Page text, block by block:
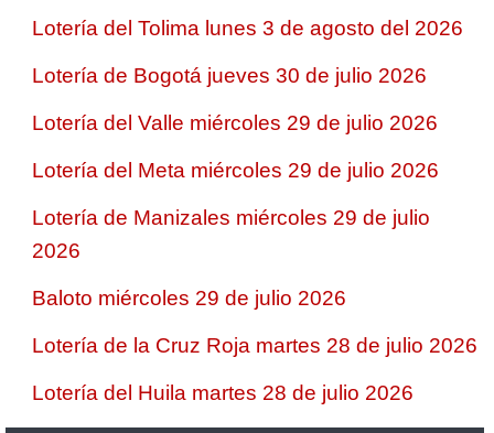
Lotería del Tolima lunes 3 de agosto del 2026
Lotería de Bogotá jueves 30 de julio 2026
Lotería del Valle miércoles 29 de julio 2026
Lotería del Meta miércoles 29 de julio 2026
Lotería de Manizales miércoles 29 de julio
2026
Baloto miércoles 29 de julio 2026
Lotería de la Cruz Roja martes 28 de julio 2026
Lotería del Huila martes 28 de julio 2026